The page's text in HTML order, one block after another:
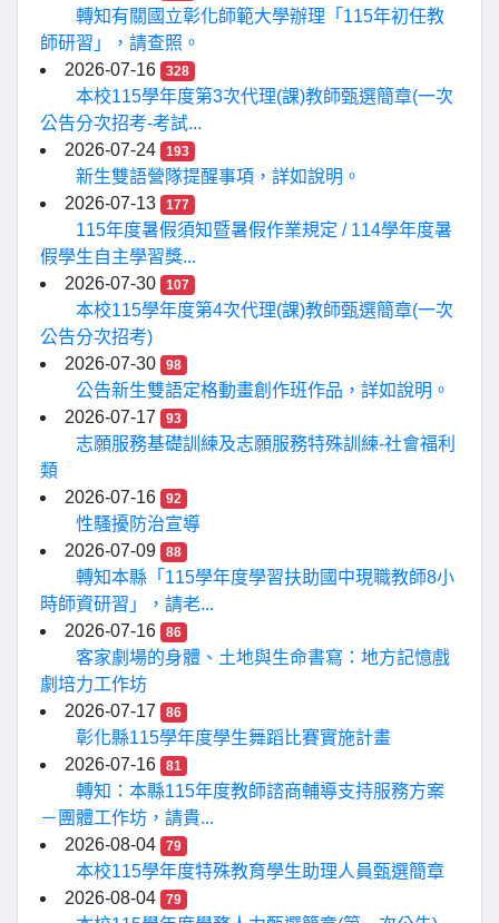
轉知有關國立彰化師範大學辦理「115年初任教
師研習」，請查照。
2026-07-16
328
本校115學年度第3次代理(課)教師甄選簡章(一次
公告分次招考-考試...
2026-07-24
193
新生雙語營隊提醒事項，詳如說明。
2026-07-13
177
115年度暑假須知暨暑假作業規定 / 114學年度暑
假學生自主學習獎...
2026-07-30
107
本校115學年度第4次代理(課)教師甄選簡章(一次
公告分次招考)
2026-07-30
98
公告新生雙語定格動畫創作班作品，詳如說明。
2026-07-17
93
志願服務基礎訓練及志願服務特殊訓練-社會福利
類
2026-07-16
92
性騷擾防治宣導
2026-07-09
88
轉知本縣「115學年度學習扶助國中現職教師8小
時師資研習」，請老...
2026-07-16
86
客家劇場的身體、土地與生命書寫：地方記憶戲
劇培力工作坊
2026-07-17
86
彰化縣115學年度學生舞蹈比賽實施計畫
2026-07-16
81
轉知：本縣115年度教師諮商輔導支持服務方案
－團體工作坊，請貴...
2026-08-04
79
本校115學年度特殊教育學生助理人員甄選簡章
2026-08-04
79